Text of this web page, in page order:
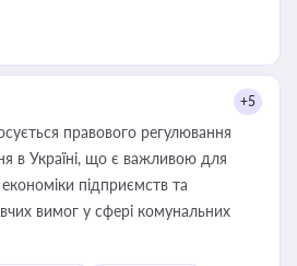
+5
правового регулювання
в Україні, що є важливою для
підприємств та
вимог у сфері комунальних